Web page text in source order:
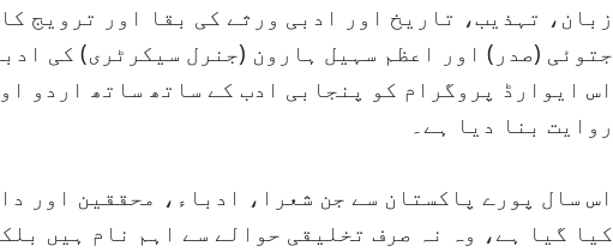
زبان، تہذیب، تاریخ اور ادبی ورثے کی بقا اور ترویج
جتوئی (صدر) اور اعظم سہیل ہارون (جنرل سیکرٹری) کی
اس ایوارڈ پروگرام کو پنجابی ادب کے ساتھ ساتھ اردو
روایت بنا دیا ہے۔
اس سال پورے پاکستان سے جن شعرا، ادباء، محققین اور
کیا گیا ہے، وہ نہ صرف تخلیقی حوالے سے اہم نام ہیں